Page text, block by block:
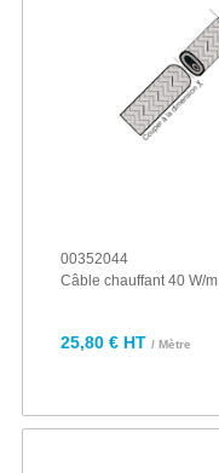
00352044
Câble chauffant 40 W/m
25,80 € HT / Mètre